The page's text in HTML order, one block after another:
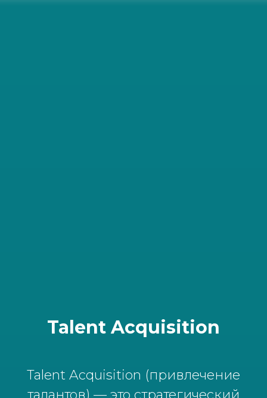
Talent Acquisition
Talent Acquisition (привлечение
талантов) — это стратегический